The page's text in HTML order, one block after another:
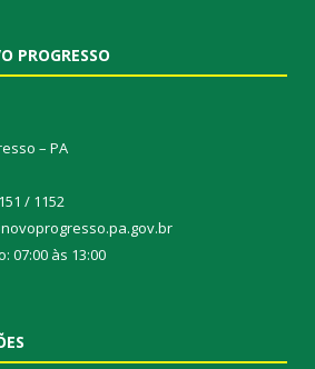
PROGRESSO
– PA
/ 1152
07:00 às 13:00